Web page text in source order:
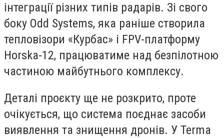
інтеграції різних типів радарів. Зі свого
боку Odd Systems, яка раніше створила
тепловізори «Курбас» і FPV-платформу
Horska-12, працюватиме над безпілотною
частиною майбутнього комплексу.
Деталі проєкту ще не розкрито, проте
очікується, що система поєднає засоби
виявлення та знищення дронів. У Terma